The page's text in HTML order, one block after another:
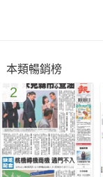
本類暢銷榜
2